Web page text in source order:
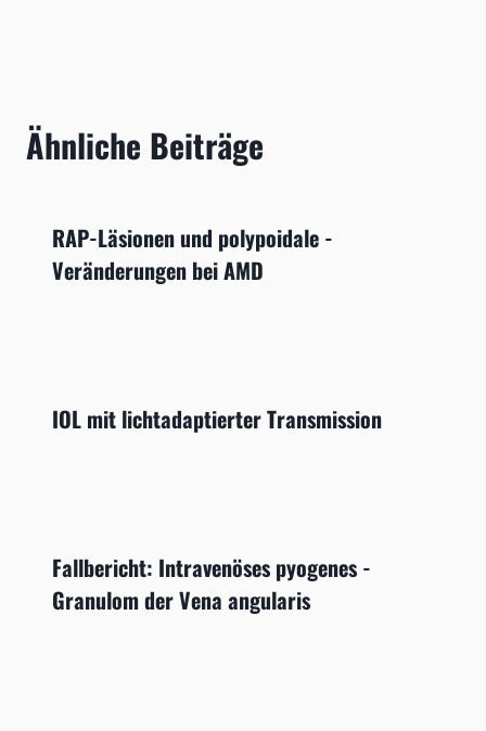
Ähnliche Beiträge
RAP-Läsionen und polypoidale ­
Veränderungen bei AMD
IOL mit lichtadaptierter Transmission
Fallbericht: Intravenöses pyogenes ­
Granulom der Vena angularis